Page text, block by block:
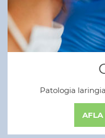
Patologia
AFLA